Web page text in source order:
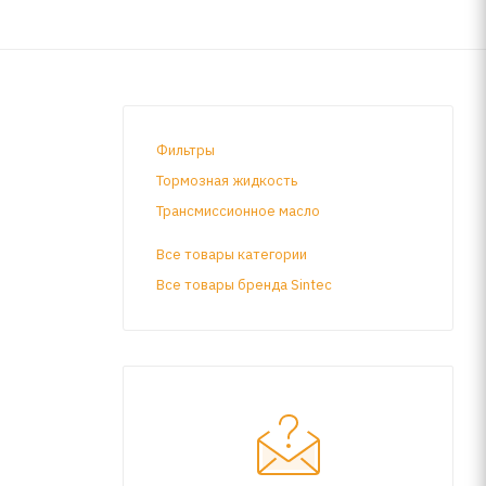
Фильтры
Тормозная жидкость
Трансмиссионное масло
Все товары категории
Все товары бренда Sintec